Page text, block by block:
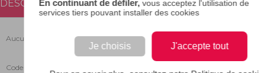
En continuant de défiler, vous acceptez l'utilisation de
services tiers pouvant installer des cookies
Je choisis J'accepte tout
DESCRIPTION
Aucune description.
Code EAN : 3251431000139